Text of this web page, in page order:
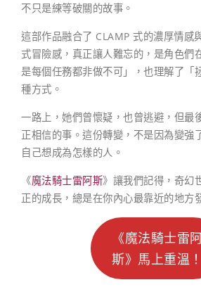
不只是練等破關的故事。
這部作品融合了 CLAMP 式的濃厚情感
式冒險感，真正讓人難忘的，是角色們
是每個任務都非做不可」，也理解了「
種方式。
一路上，她們曾懷疑，也曾逃避，但最
正相信的事。這份轉變，不是因為變強
自己想成為怎樣的人。
《魔法騎士雷阿斯》讓我們記得，奇幻
正的成長，總是在你內心最靠近的地方
《魔法騎士雷
斯》馬上重溫！